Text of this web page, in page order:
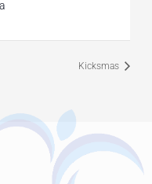
Kicksmas